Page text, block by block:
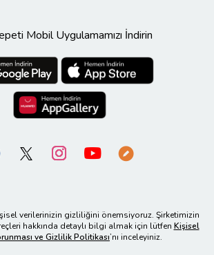
Mobil Uygulamamızı İndirin
verilerinizin gizliliğini önemsiyoruz. Şirketimizin
hakkında detaylı bilgi almak için lütfen Kişisel
ve Gizlilik Politikası’nı inceleyiniz.